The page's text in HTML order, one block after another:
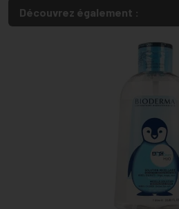
Découvrez également :